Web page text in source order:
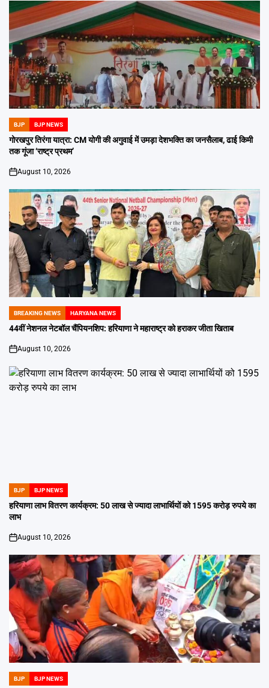
POSTED
IN
BJP BJP NEWS
गोरखपुर तिरंगा यात्रा: CM योगी की अगुवाई में उमड़ा देशभक्ति का जनसैलाब, ढाई किमी
तक गूंजा ‘राष्ट्र प्रथम’
on
August 10, 2026
POSTED
IN
BREAKING NEWS HARYANA NEWS
44वीं नेशनल नेटबॉल चैंपियनशिप: हरियाणा ने महाराष्ट्र को हराकर जीता खिताब
on
August 10, 2026
POSTED
IN
BJP BJP NEWS
हरियाणा लाभ वितरण कार्यक्रम: 50 लाख से ज्यादा लाभार्थियों को 1595 करोड़ रुपये का
लाभ
on
August 10, 2026
POSTED
BJP BJP NEWS